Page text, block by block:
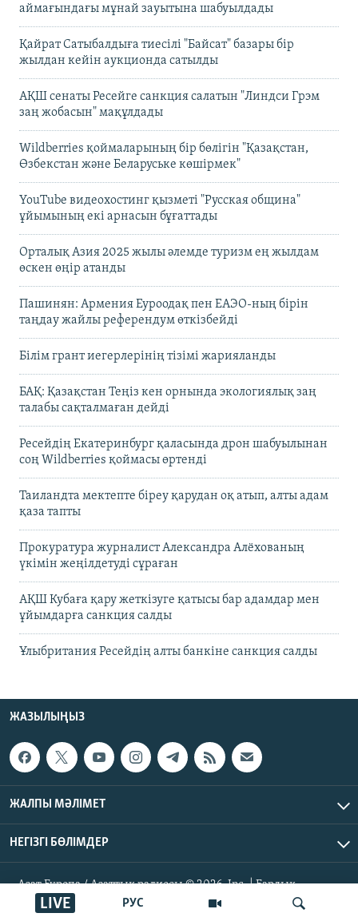
РУС
LIVE
аймағындағы мұнай зауытына шабуылдады
Қайрат Сатыбалдыға тиесілі "Байсат" базары бір
жылдан кейін аукционда сатылды
АҚШ сенаты Ресейге санкция салатын "Линдси Грэм
заң жобасын" мақұлдады
Wildberries қоймаларының бір бөлігін "Қазақстан,
Өзбекстан және Беларуське көшірмек"
YouTube видеохостинг қызметі "Русская община"
ұйымының екі арнасын бұғаттады
Орталық Азия 2025 жылы әлемде туризм ең жылдам
өскен өңір атанды
Пашинян: Армения Еуроодақ пен ЕАЭО-ның бірін
таңдау жайлы референдум өткізбейді
Білім грант иегерлерінің тізімі жарияланды
БАҚ: Қазақстан Теңіз кен орнында экологиялық заң
талабы сақталмаған дейді
Ресейдің Екатеринбург қаласында дрон шабуылынан
соң Wildberries қоймасы өртенді
Таиландта мектепте біреу қарудан оқ атып, алты адам
қаза тапты
Прокуратура журналист Александра Алёхованың
үкімін жеңілдетуді сұраған
АҚШ Кубаға қару жеткізуге қатысы бар адамдар мен
ұйымдарға санкция салды
Ұлыбритания Ресейдің алты банкіне санкция салды
ЖАЗЫЛЫҢЫЗ
ЖАЛПЫ МӘЛІМЕТ
НЕГІЗГІ БӨЛІМДЕР
Азат Еуропа / Азаттық радиосы © 2026, Inc. | Барлық
құқықтары қорғалған